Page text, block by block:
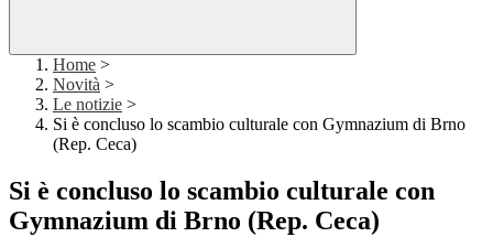
Home >
Novità >
Le notizie >
Si è concluso lo scambio culturale con Gymnazium di Brno
(Rep. Ceca)
Si è concluso lo scambio culturale con
Gymnazium di Brno (Rep. Ceca)